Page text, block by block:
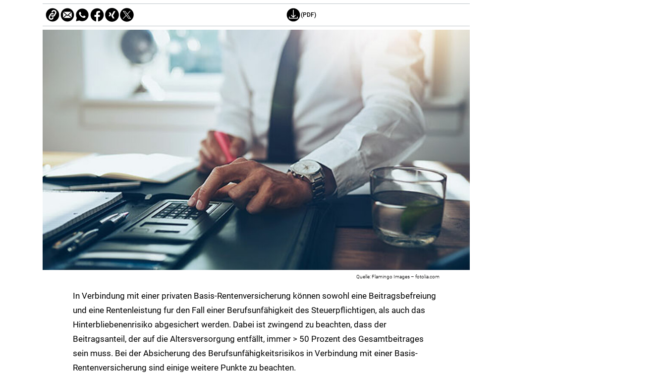
(PDF)
Flamingo Images – fotolia.com
In Verbindung mit einer privaten Basis-Rentenversicherung können sowohl eine Beitragsbefreiung
und eine Rentenleistung fur den Fall einer Berufsunfähigkeit des Steuerpflichtigen, als auch das
Hinterbliebenenrisiko abgesichert werden. Dabei ist zwingend zu beachten, dass der
Beitragsanteil, der auf die Altersversorgung entfällt, immer > 50 Prozent des Gesamtbeitrages
sein muss. Bei der Absicherung des Berufsunfähigkeitsrisikos in Verbindung mit einer Basis-
Rentenversicherung sind einige weitere Punkte zu beachten.